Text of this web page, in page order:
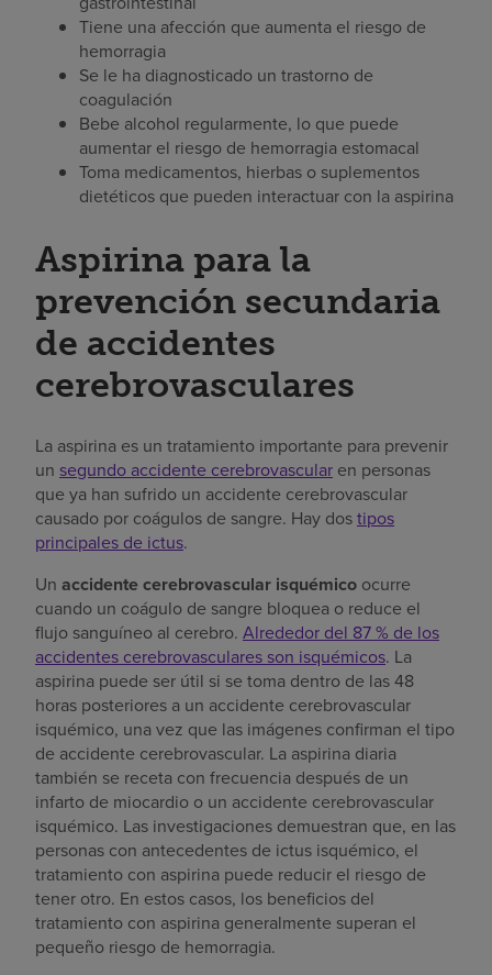
Tiene una afección que aumenta el riesgo de
hemorragia
Se le ha diagnosticado un trastorno de
coagulación
Bebe alcohol regularmente, lo que puede
aumentar el riesgo de hemorragia estomacal
Toma medicamentos, hierbas o suplementos
dietéticos que pueden interactuar con la aspirina
Aspirina para la
prevención secundaria
de accidentes
cerebrovasculares
La aspirina es un tratamiento importante para prevenir
un segundo accidente cerebrovascular en personas
que ya han sufrido un accidente cerebrovascular
causado por coágulos de sangre. Hay dostipos
principales de ictus.
Un accidente cerebrovascular isquémico ocurre
cuando un coágulo de sangre bloquea o reduce el
flujo sanguíneo al cerebro. Alrededor del 87 % de los
accidentes cerebrovasculares son isquémicos. La
aspirina puede ser útil si se toma dentro de las 48
horas posteriores a un accidente cerebrovascular
isquémico, una vez que las imágenes confirman el tipo
de accidente cerebrovascular. La aspirina diaria
también se receta con frecuencia después de un
infarto de miocardio o un accidente cerebrovascular
isquémico. Las investigaciones demuestran que, en las
personas con antecedentes de ictus isquémico, el
tratamiento con aspirina puede reducir el riesgo de
tener otro. En estos casos, los beneficios del
tratamiento con aspirina generalmente superan el
pequeño riesgo de hemorragia.